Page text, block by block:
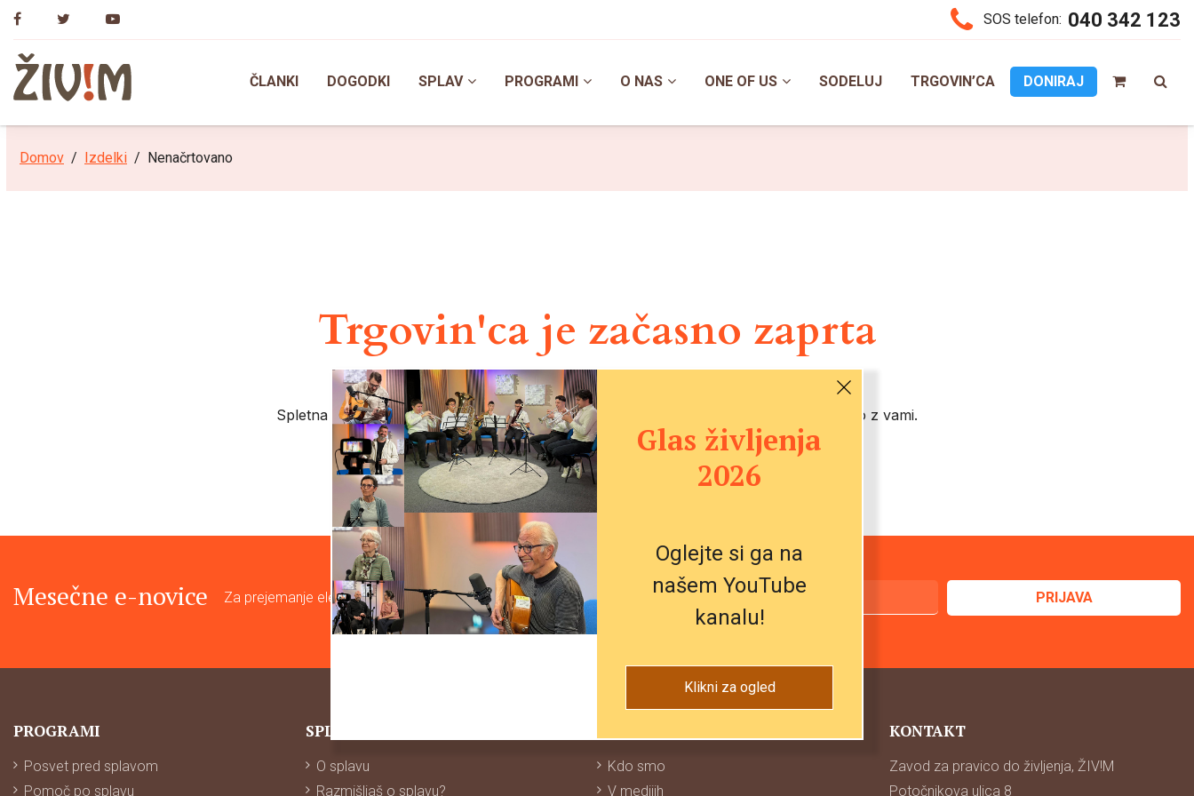
Skip
content
SOS telefon: 040 342 123
ČLANKI DOGODKI SPLAV PROGRAMI O NAS ONE OF US SODELUJ TRGOVIN’CA DONIRAJ
Domov Izdelki Nenačrtovano
Trgovin'ca je začasno zaprta
Spletna trgovina je začasno zaprta. Hvala za vaše razumevanje. Kmalu bomo ponovno z vami.
Mesečne e-novice Za prejemanje elektronskih novic vpišite svoj e-mail naslov
PROGRAMI
Posvet pred splavom
Pomoč po splavu
SPLAV
O splavu
Razmišljaš o splavu?
Kdo smo
V medijih
KONTAKT
Zavod za pravico do življenja, ŽIV!M
Potočnikova ulica 8
Glas življenja
2026
Oglejte si ga na
našem YouTube
kanalu!
Klikni za ogled